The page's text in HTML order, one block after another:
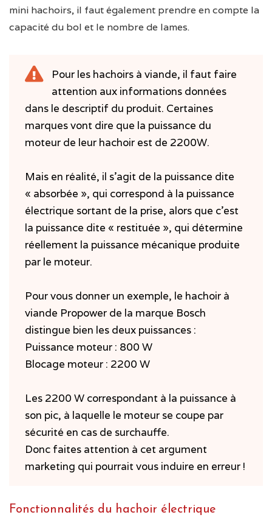
mini hachoirs, il faut également prendre en compte la
capacité du bol et le nombre de lames.
Pour les hachoirs à viande, il faut faire
attention aux informations données
dans le descriptif du produit. Certaines
marques vont dire que la puissance du
moteur de leur hachoir est de 2200W.
Mais en réalité, il s’agit de la puissance dite
« absorbée », qui correspond à la puissance
électrique sortant de la prise, alors que c’est
la puissance dite « restituée », qui détermine
réellement la puissance mécanique produite
par le moteur.
Pour vous donner un exemple, le hachoir à
viande Propower de la marque Bosch
distingue bien les deux puissances :
Puissance moteur : 800 W
Blocage moteur : 2200 W
Les 2200 W correspondant à la puissance à
son pic, à laquelle le moteur se coupe par
sécurité en cas de surchauffe.
Donc faites attention à cet argument
marketing qui pourrait vous induire en erreur !
Fonctionnalités du hachoir électrique